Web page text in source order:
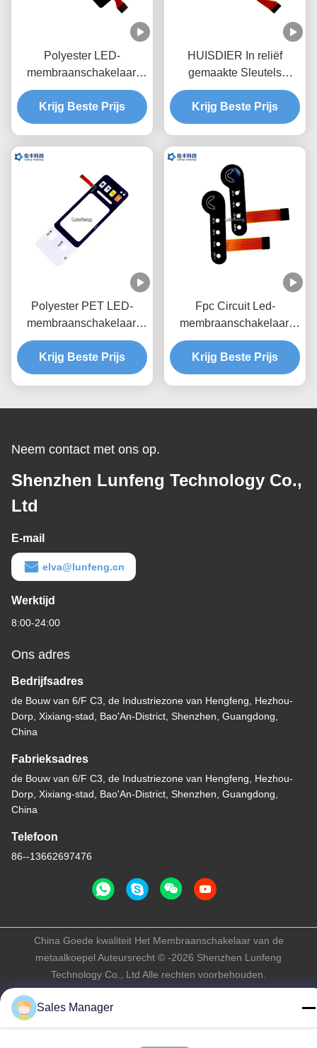
Polyester LED-
membraanschakelaar,
flexibel circuit aangepast
membraantoetsenbord
Krijg Beste Prijs
HUISDIER In reliëf
gemaakte Sleutels
LEIDENE
Membraanschakelaar,
Douane FPC LEIDEN
Krijg Beste Prijs
Polyester PET LED-
membraanschakelaar,
aangepaste
ontwerpsleutelmembraanschakelaar
Krijg Beste Prijs
Fpc Circuit Led-
membraanschakelaar,
mat oppervlak
Krijg Beste Prijs
Neem contact met ons op.
Shenzhen Lunfeng Technology Co.,
Ltd
E-mail
elva@lunfeng.cn
Werktijd
8:00-24:00
Ons adres
Bedrijfsadres
de Bouw van 6/F C3, de Industriezone van Hengfeng, Hezhou-
Dorp, Xixiang-stad, Bao'An-District, Shenzhen, Guangdong,
China
Fabrieksadres
de Bouw van 6/F C3, de Industriezone van Hengfeng, Hezhou-
Dorp, Xixiang-stad, Bao'An-District, Shenzhen, Guangdong,
China
Telefoon
86--13662697476
Privacybeleid|Sitemap
China Goede kwaliteit Het Membraanschakelaar van de
metaalkoepel Auteursrecht © -2026 Shenzhen Lunfeng
Technology Co., Ltd Alle rechten voorbehouden.
Sales Manager